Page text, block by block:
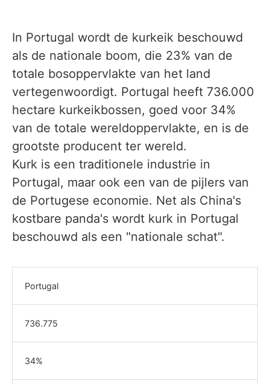
In Portugal wordt de kurkeik beschouwd
als de nationale boom, die 23% van de
totale bosoppervlakte van het land
vertegenwoordigt. Portugal heeft 736.000
hectare kurkeikbossen, goed voor 34%
van de totale wereldoppervlakte, en is de
grootste producent ter wereld.
Kurk is een traditionele industrie in
Portugal, maar ook een van de pijlers van
de Portugese economie. Net als China's
kostbare panda's wordt kurk in Portugal
beschouwd als een "nationale schat".
Portugal
736.775
34%